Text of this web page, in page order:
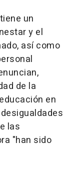
un
y el
así como
de la
en
las
"han sido